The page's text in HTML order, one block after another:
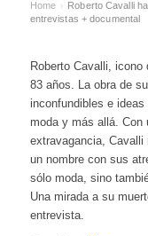
Home › Roberto Cavalli
entrevistas + documental
Roberto Cavalli,
83 años. La obra de
inconfundibles e
moda y más allá. Con
extravagancia,
un nombre con sus
sólo moda, sino
Una mirada a su
entrevista.